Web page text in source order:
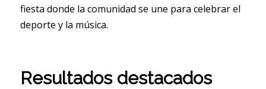
fiesta donde la comunidad se une para celebrar el
deporte y la música.
Resultados destacados